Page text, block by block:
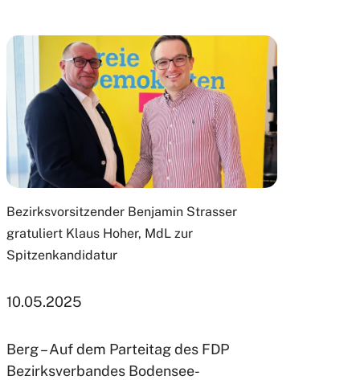
Bezirksvorsitzender Benjamin Strasser
gratuliert Klaus Hoher, MdL zur
Spitzenkandidatur
10.05.2025
Berg – Auf dem Parteitag des FDP
Bezirksverbandes Bodensee-